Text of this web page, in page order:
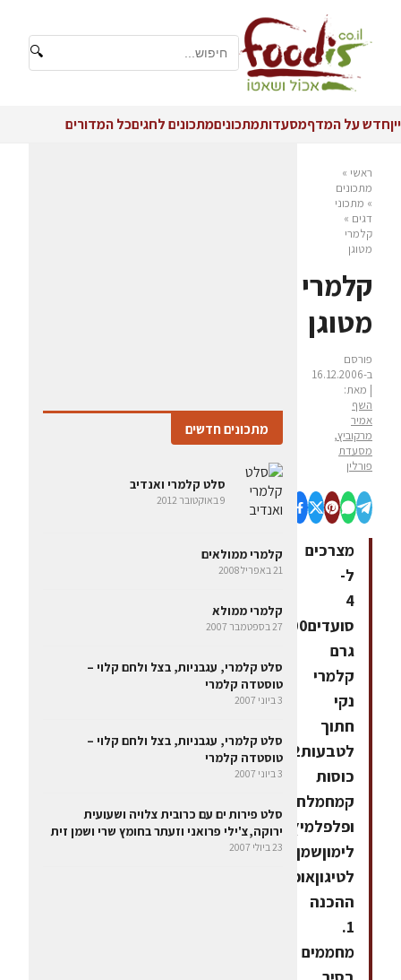
🔍
ייןחדש על המדףמסעדותמתכוניםמתכונים לחגיםכל המדורים
ראשי »
מתכונים
» מתכוני
דגים »
קלמרי
מטוגן
קלמרי
מטוגן
פורסם
ב-16.12.2006
| מאת:
השף
אמיר
מרקוביץ,
מסעדת
פורלין
מצרכים
ל-
4
סועדים800
גרם
קלמרי
נקי
חתוך
לטבעות2
כוסות
קמחמלח
ופלפלמיץ
לימוןשמן
לטיגוןאופן
ההכנה
1.
מחממים
מתכונים חדשים
סלט קלמרי ואנדיב
9 באוקטובר 2012
קלמרי ממולאים
21 באפריל 2008
קלמרי ממולא
27 בספטמבר 2007
סלט קלמרי, עגבניות, בצל ולחם קלוי –
טוסטדה קלמרי
3 ביוני 2007
סלט קלמרי, עגבניות, בצל ולחם קלוי –
טוסטדה קלמרי
3 ביוני 2007
סלט פירות ים עם כרובית צלויה ושעועית
ירוקה,צ'ילי פרואני וזעתר בחומץ שרי ושמן זית
23 ביולי 2007